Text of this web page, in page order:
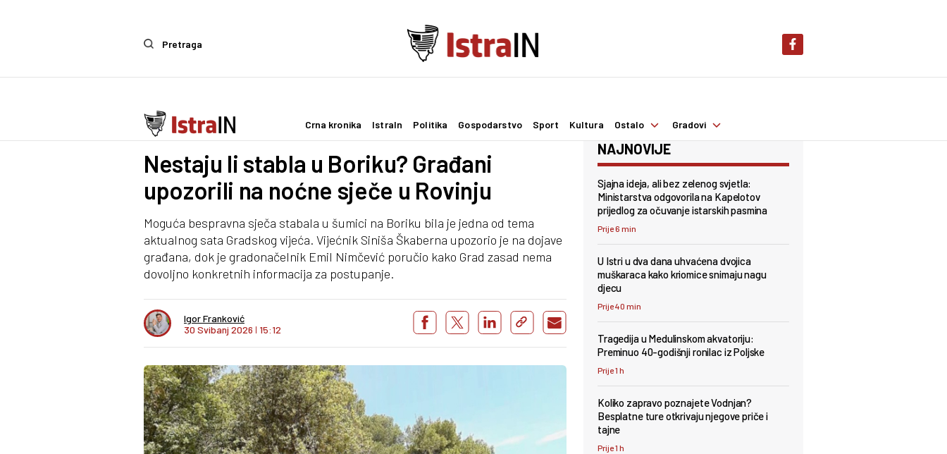
Pretraga
Crna kronika IstraIn Politika Gospodarstvo Sport Kultura Ostalo Gradovi
Politika
Nestaju li stabla u Boriku? Građani
upozorili na noćne sječe u Rovinju
Moguća bespravna sječa stabala u šumici na Boriku bila je jedna od tema
aktualnog sata Gradskog vijeća. Vijećnik Siniša Škaberna upozorio je na dojave
građana, dok je gradonačelnik Emil Nimčević poručio kako Grad zasad nema
dovoljno konkretnih informacija za postupanje.
Igor Franković
30 Svibanj 2026 I 15:12
NAJNOVIJE
Sjajna ideja, ali bez zelenog svjetla:
Ministarstva odgovorila na Kapelotov
prijedlog za očuvanje istarskih pasmina
Prije 6 min
U Istri u dva dana uhvaćena dvojica
muškaraca kako kriomice snimaju nagu
djecu
Prije 40 min
Tragedija u Medulinskom akvatoriju:
Preminuo 40-godišnji ronilac iz Poljske
Prije 1 h
Koliko zapravo poznajete Vodnjan?
Besplatne ture otkrivaju njegove priče i
tajne
Prije 1 h